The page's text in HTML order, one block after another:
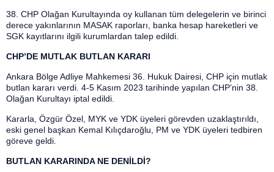
38. CHP Olağan Kurultayında oy kullanan tüm delegelerin ve birinci
derece yakınlarının MASAK raporları, banka hesap hareketleri ve
SGK kayıtlarını ilgili kurumlardan talep edildi.
CHP’DE MUTLAK BUTLAN KARARI
Ankara Bölge Adliye Mahkemesi 36. Hukuk Dairesi, CHP için mutlak
butlan kararı verdi. 4-5 Kasım 2023 tarihinde yapılan CHP’nin 38.
Olağan Kurultayı iptal edildi.
Kararla, Özgür Özel, MYK ve YDK üyeleri görevden uzaklaştırıldı,
eski genel başkan Kemal Kılıçdaroğlu, PM ve YDK üyeleri tedbiren
göreve geldi.
BUTLAN KARARINDA NE DENİLDİ?